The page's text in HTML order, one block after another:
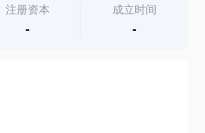
注册资本
-
成立时间
-